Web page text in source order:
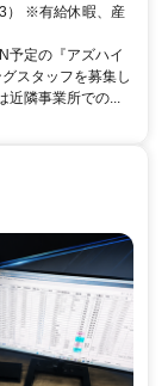
） ※有給休暇、産
予定の『アズハイ
スタッフを募集し
隣事業所での...